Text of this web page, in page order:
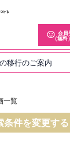
会員
（無料）
移行のご案内
一覧
条件を変更する